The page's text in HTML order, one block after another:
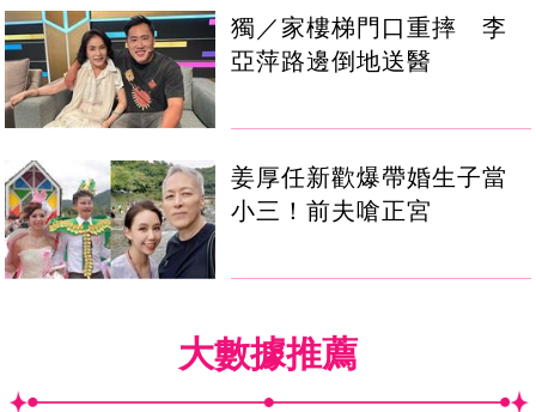
獨／家樓梯門口重摔 李
亞萍路邊倒地送醫
姜厚任新歡爆帶婚生子當
小三！前夫嗆正宮
大數據推薦